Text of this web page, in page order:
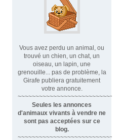
Vous avez perdu un animal, ou
trouvé un chien, un chat, un
oiseau, un lapin, une
grenouille... pas de problème, la
Girafe publiera gratuitement
votre annonce.
~~~~~~~~~~~~~~~~~~~~~~~~~~~~
Seules les annonces
d'animaux vivants à vendre ne
sont pas acceptées sur ce
blog.
~~~~~~~~~~~~~~~~~~~~~~~~~~~~~~